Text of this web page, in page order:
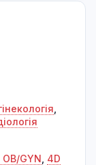
OB/GYN 4D